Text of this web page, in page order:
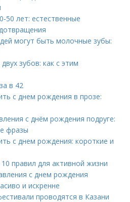
50 лет: естественные
могут быть молочные зубы:
зубов: как с этим
в 42
с днем рождения в прозе:
с днём рождения подруге:
фразы
с днем рождения: короткие и
правил для активной жизни
с днем рождения
и искренне
проводятся в Казани